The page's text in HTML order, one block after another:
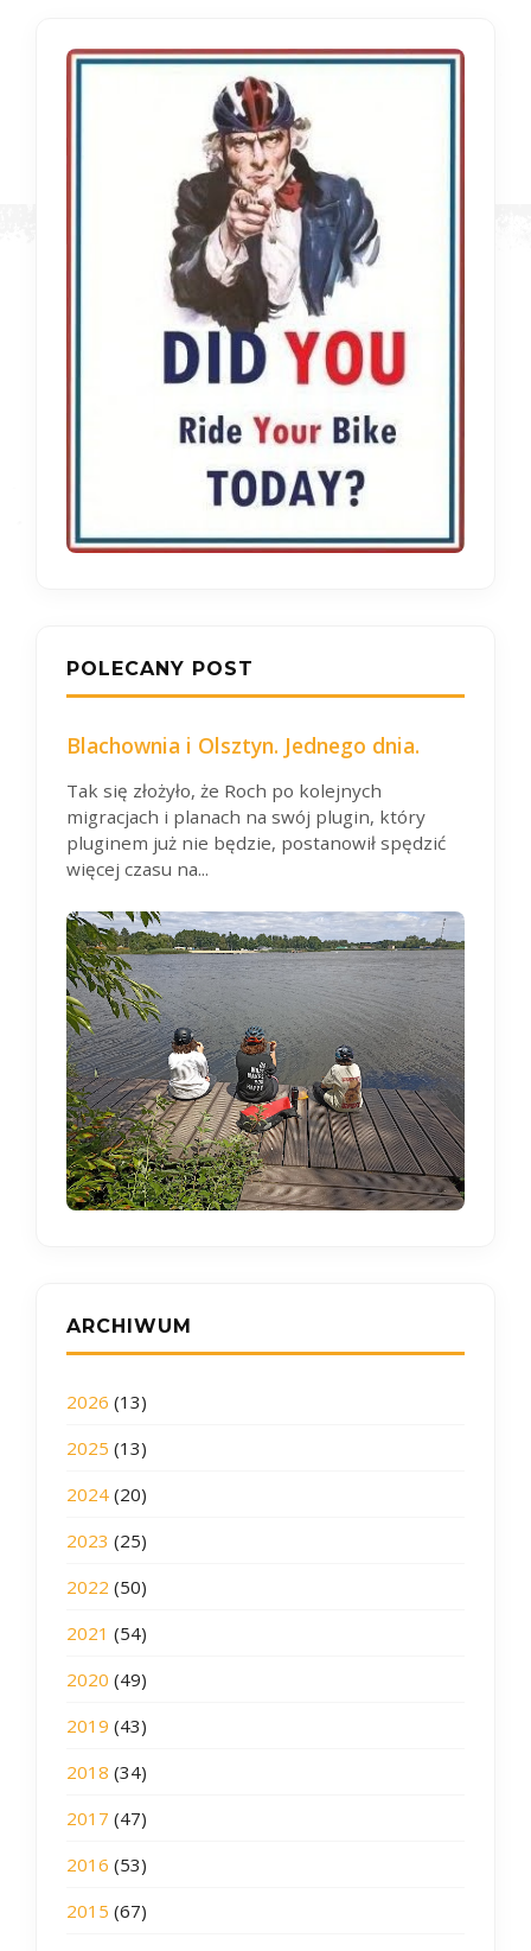
POLECANY POST
Blachownia i Olsztyn. Jednego dnia.
Tak się złożyło, że Roch po kolejnych
migracjach i planach na swój plugin, który
pluginem już nie będzie, postanowił spędzić
więcej czasu na...
ARCHIWUM
2026 (13)
2025 (13)
2024 (20)
2023 (25)
2022 (50)
2021 (54)
2020 (49)
2019 (43)
2018 (34)
2017 (47)
2016 (53)
2015 (67)